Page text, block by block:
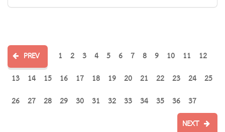
PREV 1 2 3 4 5 6 7 8 9 10 11
12
13
14 15 16 17 18 19 20 21 22 23 24 25
26 27 28 29 30 31 32 33 34 35 36 37
NEXT